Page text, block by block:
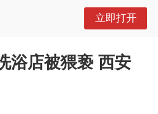
立即打开
浴店被猥亵 西安